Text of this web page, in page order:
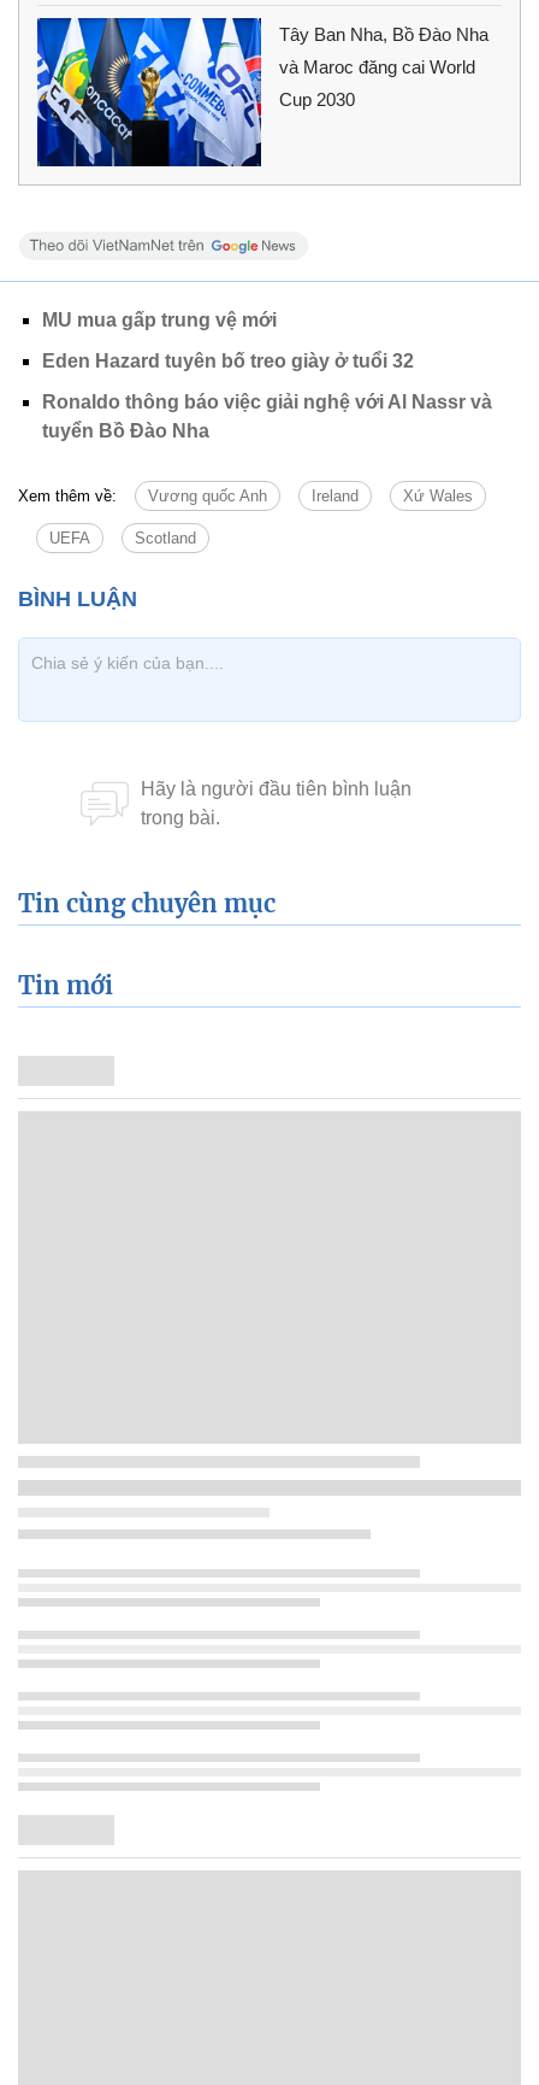
Tây Ban Nha, Bồ Đào Nha
và Maroc đăng cai World
Cup 2030
MU mua gấp trung vệ mới
Eden Hazard tuyên bố treo giày ở tuổi 32
Ronaldo thông báo việc giải nghệ với Al Nassr và
tuyển Bồ Đào Nha
Xem thêm về: Vương quốc Anh Ireland Xứ Wales
UEFA Scotland
Tin cùng chuyên mục
Tin mới